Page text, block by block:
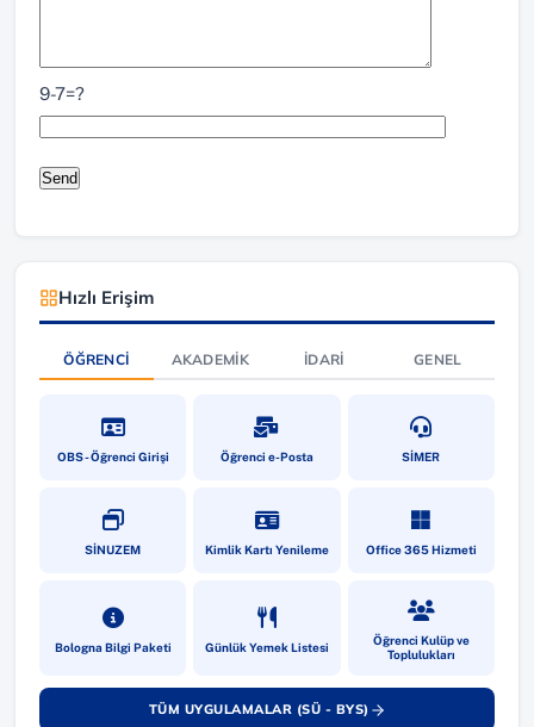
9-7=?
Hızlı Erişim
ÖĞRENCI AKADEMIK İDARI GENEL
OBS - Öğrenci Girişi(yeni sekmede açılır)Öğrenci e-Posta(yeni sekmede açılır)SİMER(yeni sekmede
SİNUZEM(yeni sekmede açılır)Kimlik Kartı Yenileme(yeni sekmede açılır)Office 365 Hizmeti
(yeni sekmede
Bologna Bilgi Paketi(yeni sekmede açılır)Günlük Yemek Listesi(yeni sekmede açılır)Öğrenci Kulüp ve
Toplulukları
(yeni sekmede
TÜM UYGULAMALAR (SÜ - BYS)
(yeni sekmede açılır)